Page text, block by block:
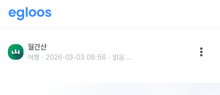
월간산
여행 2026-03-03 08:56 읽음 ...